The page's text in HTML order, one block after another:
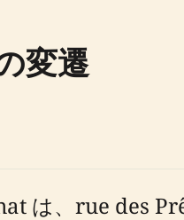
変遷
は、rue des